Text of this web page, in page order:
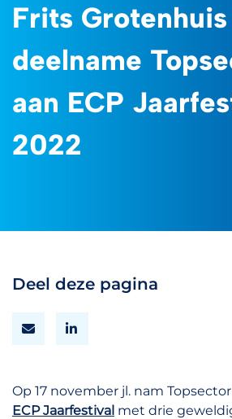
Frits
deelname
aan ECP
2022
Deel deze pagina
Op 17 november jl. nam
ECP Jaarfestival met drie